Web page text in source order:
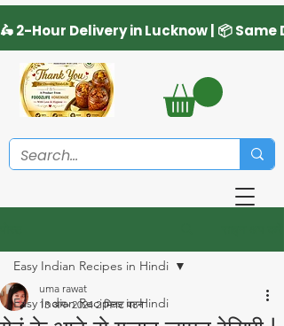
Easy Indian Recipes in Hindi
Easy Indian Recipes in Hindi
uma rawat
13 अग॰ 2024 2 मिनट पठन